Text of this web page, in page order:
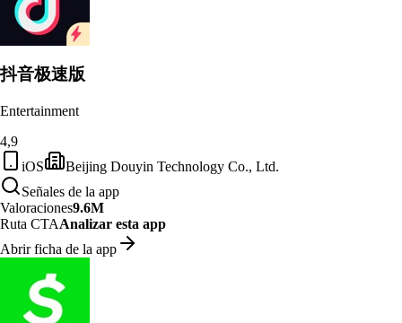
抖音极速版
Entertainment
4,9
iOS
Beijing Douyin Technology Co., Ltd.
Señales de la app
Valoraciones9.6M
Ruta CTAAnalizar esta app
Abrir ficha de la app